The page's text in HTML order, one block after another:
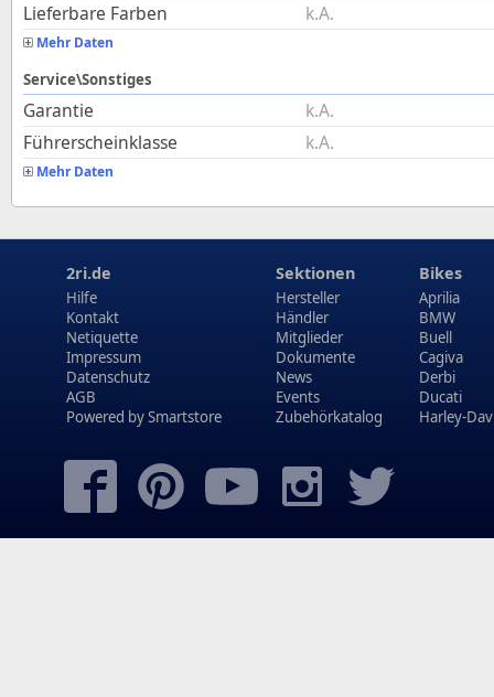
Lieferbare Farben
k.A.
Mehr Daten
Service\Sonstiges
Garantie
k.A.
Führerscheinklasse
k.A.
Mehr Daten
2ri.de
Hilfe
Kontakt
Netiquette
Impressum
Datenschutz
AGB
Powered bySmartstore
Sektionen
Hersteller
Händler
Mitglieder
Dokumente
News
Events
Zubehörkatalog
Bikes
Aprilia
BMW
Buell
Cagiva
Derbi
Ducati
Harley-